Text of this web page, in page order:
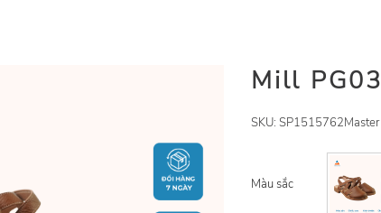
Mill PG03
SKU:SP1515762Master
Màu sắc